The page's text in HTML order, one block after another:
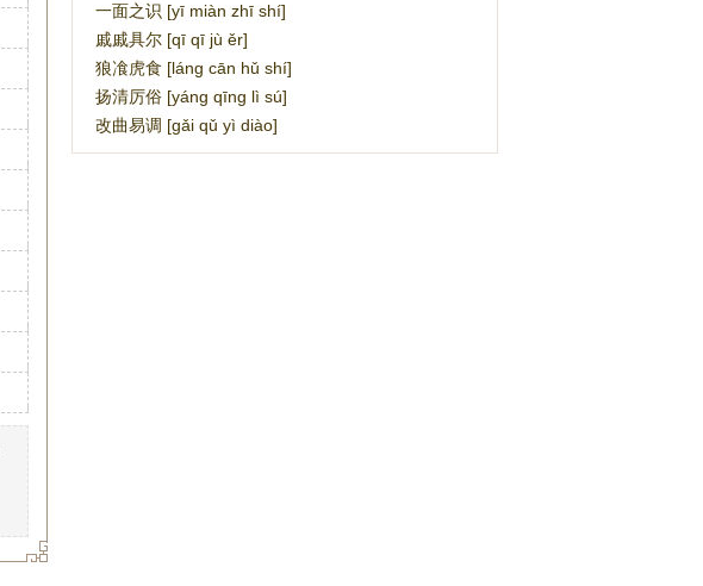
一面之识 [yī miàn zhī shí]
戚戚具尔 [qī qī jù ěr]
狼飡虎食 [láng cān hǔ shí]
扬清厉俗 [yáng qīng lì sú]
改曲易调 [gǎi qǔ yì diào]